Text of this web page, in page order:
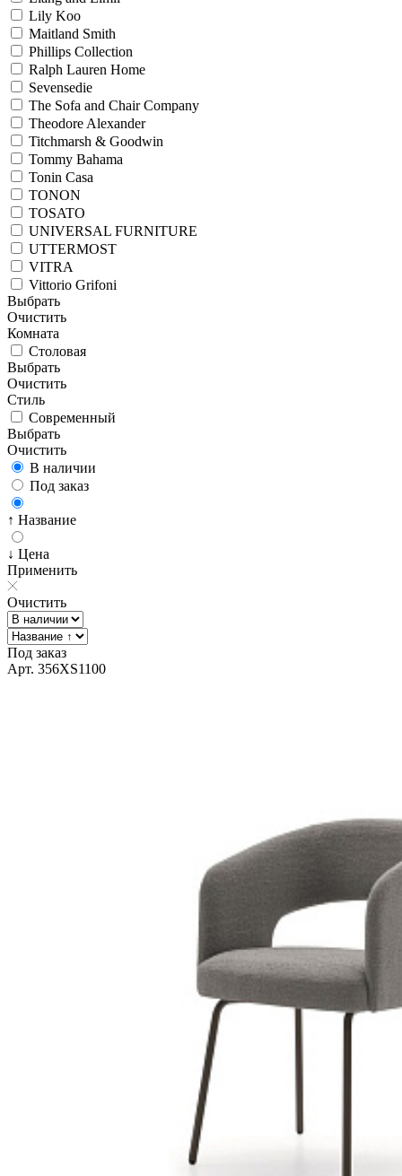
Lily Koo
Maitland Smith
Phillips Collection
Ralph Lauren Home
Sevensedie
The Sofa and Chair Company
Theodore Alexander
Titchmarsh & Goodwin
Tommy Bahama
Tonin Casa
TONON
TOSATO
UNIVERSAL FURNITURE
UTTERMOST
VITRA
Vittorio Grifoni
Выбрать
Очистить
Комната
Столовая
Выбрать
Очистить
Стиль
Современный
Выбрать
Очистить
В наличии
Под заказ
↑ Название
↓ Цена
Применить
Очистить
Под заказ
Арт. 356XS1100